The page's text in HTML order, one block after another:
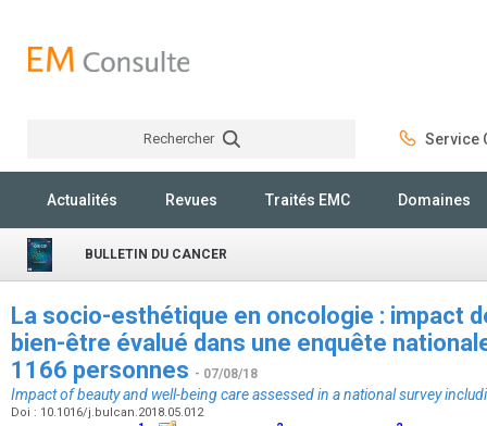
Rechercher Service
Actualités Revues Traités EMC Domaines
BULLETIN DU CANCER
La socio-esthétique en oncologie : impact
bien-être évalué dans une enquête
1166 personnes - 07/08/18
Impact of beauty and well-being care assessed in a national survey
Doi : 10.1016/j.bulcan.2018.05.012